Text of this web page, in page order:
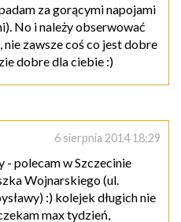
za gorącymi napojami
No i należy obserwować
nie zawsze coś co jest dobre
dobre dla ciebie :)
6 sierpnia 2014 18:29
- polecam w Szczecinie
Wojnarskiego (ul.
:) kolejek długich nie
max tydzień,